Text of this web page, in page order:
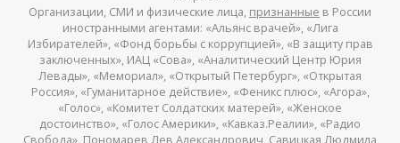
Организации, СМИ и физические лица, признанные в России
иностранными агентами: «Альянс врачей», «Лига
Избирателей», «Фонд борьбы с коррупцией», «В защиту прав
заключенных», ИАЦ «Сова», «Аналитический Центр Юрия
Левады», «Мемориал», «Открытый Петербург», «Открытая
Россия», «Гуманитарное действие», «Феникс плюс», «Агора»,
«Голос», «Комитет Солдатских матерей», «Женское
достоинство», «Голос Америки», «Кавказ.Реалии», «Радио
Свобода», Пономарев Лев Александрович, Савицкая Людмила